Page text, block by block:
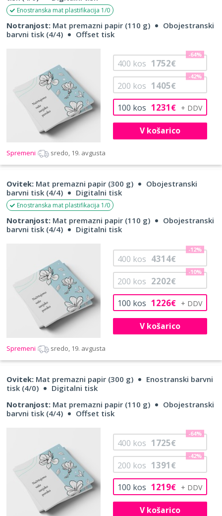
Enostranska mat plastifikacija 1/0
Notranjost: Mat premazni papir (110 g)
Obojestranski
barvni tisk (4/4)
Offset tisk
100 kos 1231€
200 kos 1405€
-42%
400 kos 1752€
-64%
V košarico
Spremeni sredo, 19. avgusta
Ovitek: Mat premazni papir (300 g)
Obojestranski
barvni tisk (4/4)
Digitalni tisk
Enostranska mat plastifikacija 1/0
Notranjost: Mat premazni papir (110 g)
Obojestranski
barvni tisk (4/4)
Digitalni tisk
100 kos 1226€
200 kos 2202€
-10%
400 kos 4314€
-12%
V košarico
Spremeni sredo, 19. avgusta
Ovitek: Mat premazni papir (300 g)
Enostranski barvni
tisk (4/0)
Digitalni tisk
Notranjost: Mat premazni papir (110 g)
Obojestranski
barvni tisk (4/4)
Offset tisk
100 kos 1219€
200 kos 1391€
-42%
400 kos 1725€
-64%
V košarico